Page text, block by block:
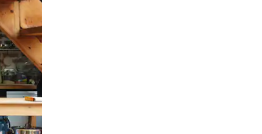
menggeser.